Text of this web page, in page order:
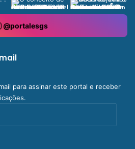
@portalesgs
para assinar este portal e receber